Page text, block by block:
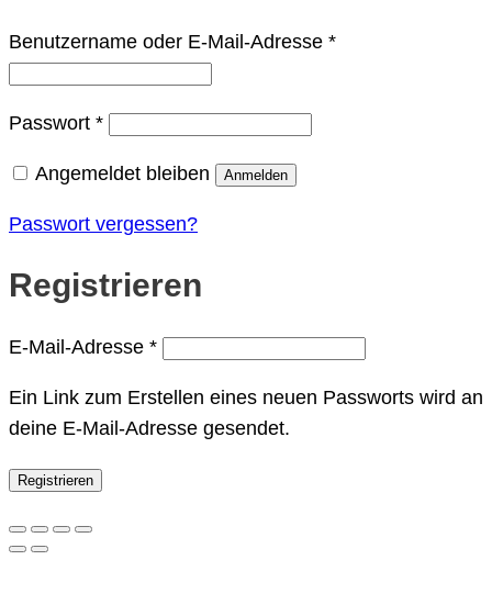
Benutzername oder E-Mail-Adresse *Erforderlich
Passwort *Erforderlich
Angemeldet bleiben Anmelden
Passwort vergessen?
Registrieren
E-Mail-Adresse *Erforderlich
Ein Link zum Erstellen eines neuen Passworts wird an
deine E-Mail-Adresse gesendet.
Registrieren